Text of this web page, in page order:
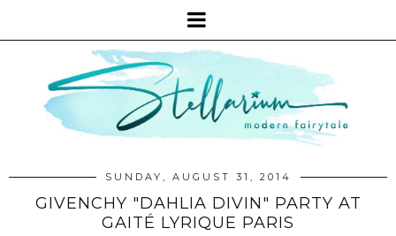
SUNDAY, AUGUST 31, 2014
GIVENCHY "DAHLIA DIVIN" PARTY AT
GAITÉ LYRIQUE PARIS